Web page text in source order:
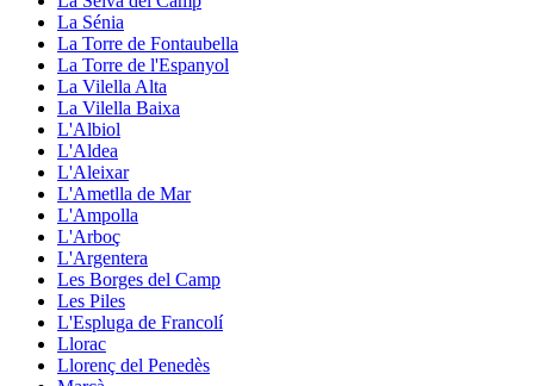
La Sénia
La Torre de Fontaubella
La Torre de l'Espanyol
La Vilella Alta
La Vilella Baixa
L'Albiol
L'Aldea
L'Aleixar
L'Ametlla de Mar
L'Ampolla
L'Arboç
L'Argentera
Les Borges del Camp
Les Piles
L'Espluga de Francolí
Llorac
Llorenç del Penedès